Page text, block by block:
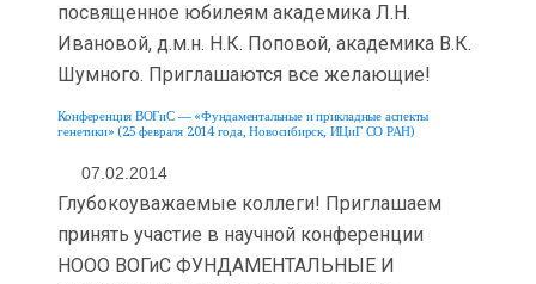
посвященное юбилеям академика Л.Н.
Ивановой, д.м.н. Н.К. Поповой, академика В.К.
Шумного. Приглашаются все желающие!
Конференция ВОГиС — «Фундаментальные и прикладные аспекты
генетики» (25 февраля 2014 года, Новосибирск, ИЦиГ СО РАН)
07.02.2014
Глубокоуважаемые коллеги! Приглашаем
принять участие в научной конференции
НООО ВОГиС ФУНДАМЕНТАЛЬНЫЕ И